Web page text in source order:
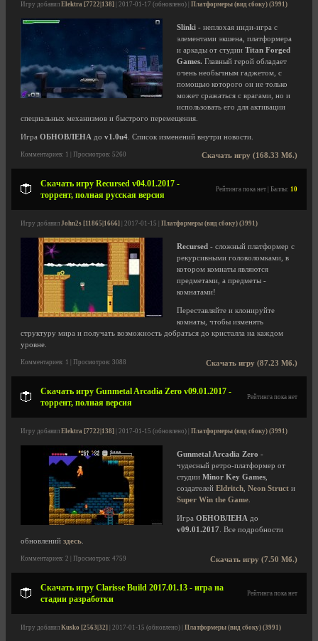
Игру добавил Elektra [7722|138] | 2017-01-17 (обновлено) | Платформеры (вид сбоку) (3991)
Slinki - неплохая инди-игра с
элементами экшена, платформера
и аркады от студии Titan Forged
Games. Главный герой обладает
очень необычным гаджетом, с
помощью которого он не только
может сражаться с врагами, но и
использовать его для активации
специальных механизмов и быстрого перемещения.
Игра ОБНОВЛЕНА до v1.0u4 . Список изменений внутри новости.
Скачать игру (168.33 Мб.)
Комментариев: 1 | Просмотров: 5260
Скачать игру Recursed v04.01.2017 -
торрент, полная русская версия
Рейтинга пока нет | Баллы: 10
Игру добавил John2s [11865|1666] | 2017-01-15 | Платформеры (вид сбоку) (3991)
Recursed - сложный платформер с
рекурсивными головоломками, в
котором комнаты являются
предметами, а предметы -
комнатами!
Переставляйте и клонируйте
комнаты, чтобы изменять
структуру мира и получать возможность добраться до кристалла на каждом
уровне.
Скачать игру (87.23 Мб.)
Комментариев: 1 | Просмотров: 3088
Скачать игру Gunmetal Arcadia Zero v09.01.2017 -
торрент, полная версия
Рейтинга пока нет
Игру добавил Elektra [7722|138] | 2017-01-15 (обновлено) | Платформеры (вид сбоку) (3991)
Gunmetal Arcadia Zero -
чудесный ретро-платформер от
студии Minor Key Games
создателей Eldritch Neon Struct и
Super Win the Game
Игра ОБНОВЛЕНА до
v09.01.2017 . Все подробности
обновлений здесь
Скачать игру (7.50 Мб.)
Комментариев: 2 | Просмотров: 4759
Скачать игру Clarisse Build 2017.01.13 - игра на
стадии разработки
Рейтинга пока нет
Игру добавил Kusko [2563|32] | 2017-01-15 (обновлено) | Платформеры (вид сбоку) (3991)